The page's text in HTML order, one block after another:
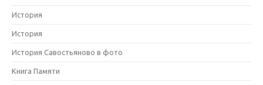
История
История
История Савостьяново в фото
Книга Памяти